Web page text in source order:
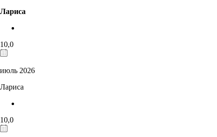
Лариса
10,0
июль 2026
Лариса
10,0